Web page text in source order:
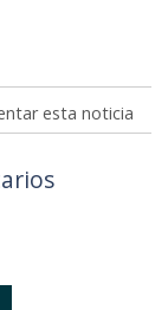
esta noticia